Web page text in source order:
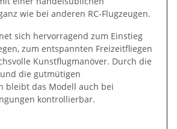
wie bei anderen RC-Flugzeugen.
sich hervorragend zum Einstieg
zum entspannten Freizeitfliegen
Kunstflugmanöver. Durch die
die gutmütigen
bleibt das Modell auch bei
kontrollierbar.